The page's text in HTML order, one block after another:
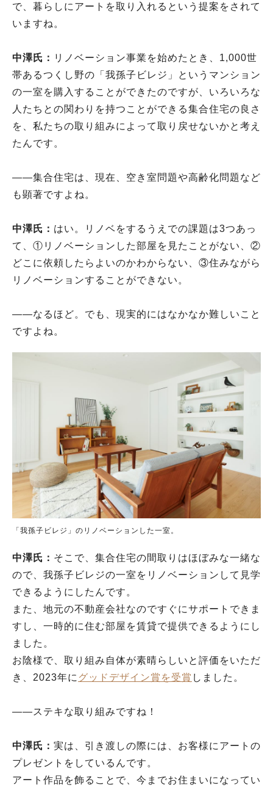
で、暮らしにアートを取り入れるという提案をされて
いますね。
中澤氏： リノベーション事業を始めたとき、1,000世
帯あるつくし野の「我孫子ビレジ」というマンション
の一室を購入することができたのですが、いろいろな
人たちとの関わりを持つことができる集合住宅の良さ
を、私たちの取り組みによって取り戻せないかと考え
たんです。
――集合住宅は、現在、空き室問題や高齢化問題など
も顕著ですよね。
中澤氏： はい。リノベをするうえでの課題は3つあっ
て、①リノベーションした部屋を見たことがない、②
どこに依頼したらよいのかわからない、③住みながら
リノベーションすることができない。
――なるほど。でも、現実的にはなかなか難しいこと
ですよね。
「我孫子ビレジ」のリノベーションした一室。
中澤氏： そこで、集合住宅の間取りはほぼみな一緒な
ので、我孫子ビレジの一室をリノベーションして見学
できるようにしたんです。
また、地元の不動産会社なのですぐにサポートできま
すし、一時的に住む部屋を賃貸で提供できるようにし
ました。
お陰様で、取り組み自体が素晴らしいと評価をいただ
き、2023年に グッドデザイン賞を受賞 しました。
――ステキな取り組みですね！
中澤氏： 実は、引き渡しの際には、お客様にアートの
プレゼントをしているんです。
アート作品を飾ることで、今までお住まいになってい